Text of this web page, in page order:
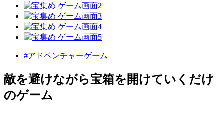
#アドベンチャーゲーム
敵を避けながら宝箱を開けていくだけ
のゲーム